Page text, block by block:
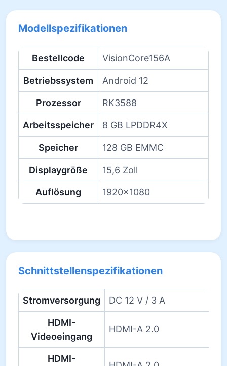
Modellspezifikationen
Bestellcode VisionCore156A
Betriebssystem Android 12
Prozessor RK3588
Arbeitsspeicher 8 GB LPDDR4X
Speicher 128 GB EMMC
Displaygröße 15,6 Zoll
Auflösung 1920×1080
Schnittstellenspezifikationen
Stromversorgung DC 12 V / 3 A
HDMI-
Videoeingang
HDMI-A 2.0
HDMI-